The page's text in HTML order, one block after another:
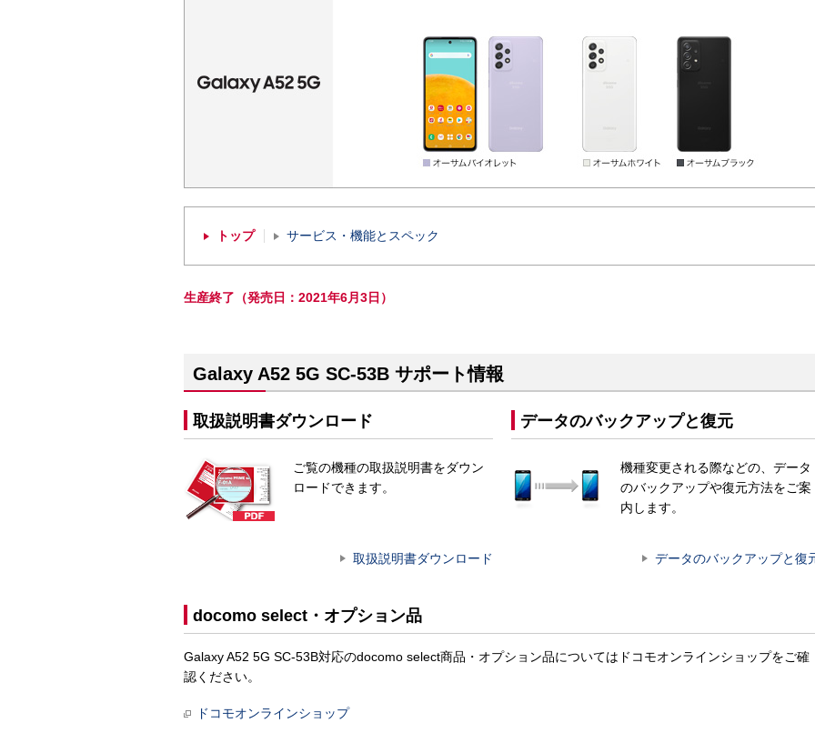
トップ サービス・機能とスペック
生産終了（発売日：2021年6月3日）
Galaxy A52 5G SC-53B サポート情報
取扱説明書ダウンロード
ご覧の機種の取扱説明書をダウン
ロードできます。
取扱説明書ダウンロード
データのバックアップと復元
機種変更される際などの、データ
のバックアップや復元方法をご案
内します。
データのバックアップと復
docomo select・オプション品
Galaxy A52 5G SC-53B対応のdocomo select商品・オプション品についてはドコモオンラインショップをご確
認ください。
ドコモオンラインショップ